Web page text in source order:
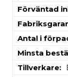
Förväntad
Antal i
Minsta
Tillverkare